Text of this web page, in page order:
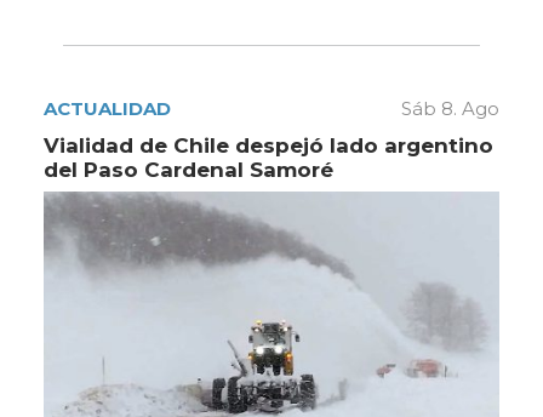
ACTUALIDAD Sáb 8. Ago
Vialidad de Chile despejó lado argentino
del Paso Cardenal Samoré